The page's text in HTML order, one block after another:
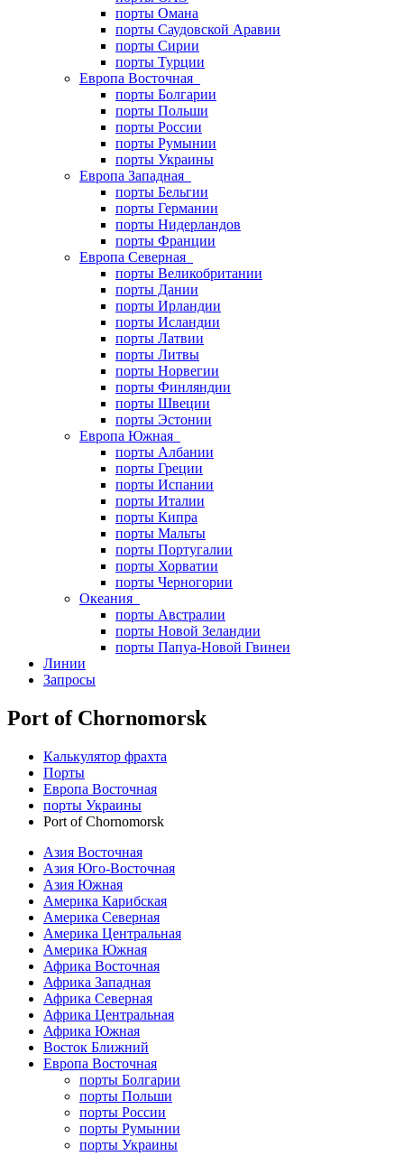
порты Омана
порты Саудовской Аравии
порты Сирии
порты Турции
Европа Восточная
порты Болгарии
порты Польши
порты России
порты Румынии
порты Украины
Европа Западная
порты Бельгии
порты Германии
порты Нидерландов
порты Франции
Европа Северная
порты Великобритании
порты Дании
порты Ирландии
порты Исландии
порты Латвии
порты Литвы
порты Норвегии
порты Финляндии
порты Швеции
порты Эстонии
Европа Южная
порты Албании
порты Греции
порты Испании
порты Италии
порты Кипра
порты Мальты
порты Португалии
порты Хорватии
порты Черногории
Океания
порты Австралии
порты Новой Зеландии
порты Папуа-Новой Гвинеи
Линии
Запросы
Port of Chornomorsk
Калькулятор фрахта
Порты
Европа Восточная
порты Украины
Port of Chornomorsk
Азия Восточная
Азия Юго-Восточная
Азия Южная
Америка Карибская
Америка Северная
Америка Центральная
Америка Южная
Африка Восточная
Африка Западная
Африка Северная
Африка Центральная
Африка Южная
Восток Ближний
Европа Восточная
порты Болгарии
порты Польши
порты России
порты Румынии
порты Украины